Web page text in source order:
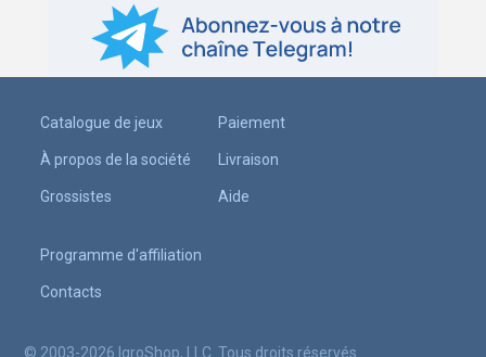
Catalogue de jeux
À propos de la société
Grossistes
Paiement
Livraison
Aide
Programme d'affiliation
Contacts
© 2003-2026 IgroShop, LLC. Tous droits réservés.